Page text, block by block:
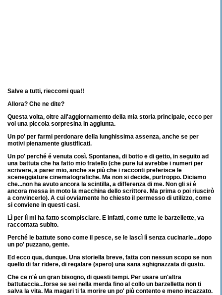
Salve a tutti, rieccomi qua!!
Allora? Che ne dite?
Questa volta, oltre all'aggiornamento della mia storia principale, ecco per
voi una piccola sorpresina in aggiunta.
Un po' per farmi perdonare della lunghissima assenza, anche se per
motivi pienamente giustificati.
Un po' perché é venuta così. Spontanea, di botto e di getto, in seguito ad
una battuta che ha fatto mio fratello (che pure lui avrebbe i numeri per
scrivere, a parer mio, anche se più che i racconti preferisce le
sceneggiature cinematografiche. Ma non si decide, purtroppo. Diciamo
che...non ha avuto ancora la scintilla, a differenza di me. Non gli si é
ancora messa in moto la macchina dello scrittore. Ma prima o poi riuscirò
a convincerlo). A cui ovviamente ho chiesto il permesso di utilizzo, come
si conviene in questi casi.
Lì per lì mi ha fatto scompisciare. E infatti, come tutte le barzellette, va
raccontata subito.
Perché le battute sono come il pesce, se le lascì lì senza cucinarle...dopo
un po' puzzano, gente.
Ed ecco qua, dunque. Una storiella breve, fatta con nessun scopo se non
quello di far ridere, di regalare (spero) una sana sghignazzata di gusto.
Che ce n'é un gran bisogno, di questi tempi. Per usare un'altra
battutaccia...forse se sei nella merda fino al collo un barzelletta non ti
salva la vita. Ma magari ti fa morire un po' più contento e meno incazzato.